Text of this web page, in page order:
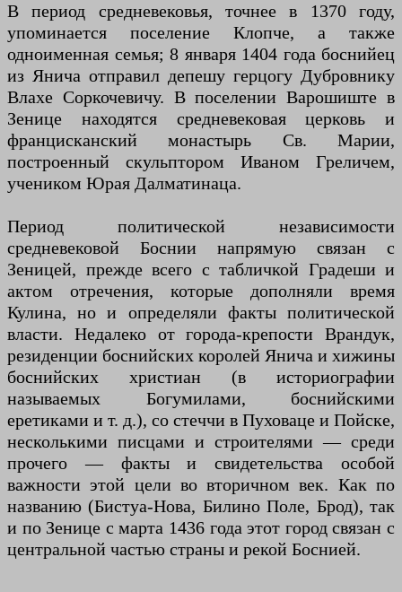
В период средневековья, точнее в 1370 году,
упоминается поселение Клопче, а также
одноименная семья; 8 января 1404 года боснийец
из Янича отправил депешу герцогу Дубровнику
Влахе Соркочевичу. В поселении Варошиште в
Зенице находятся средневековая церковь и
францисканский монастырь Св. Марии,
построенный скульптором Иваном Греличем,
учеником Юрая Далматинаца.
Период политической независимости
средневековой Боснии напрямую связан с
Зеницей, прежде всего с табличкой Градеши и
актом отречения, которые дополняли время
Кулина, но и определяли факты политической
власти. Недалеко от города-крепости Врандук,
резиденции боснийских королей Янича и хижины
боснийских христиан (в историографии
называемых Богумилами, боснийскими
еретиками и т. д.), со стеччи в Пуховаце и Пойске,
несколькими писцами и строителями — среди
прочего — факты и свидетельства особой
важности этой цели во вторичном век. Как по
названию (Бистуа-Нова, Билино Поле, Брод), так
и по Зенице с марта 1436 года этот город связан с
центральной частью страны и рекой Боснией.